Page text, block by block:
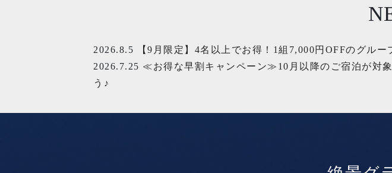
2026.8.5
【9月限定】4名以上でお得！1組7,000円OFFのグルー
2026.7.25 ≪お得な早割キャンペーン≫10月以降のご宿泊が対
う♪